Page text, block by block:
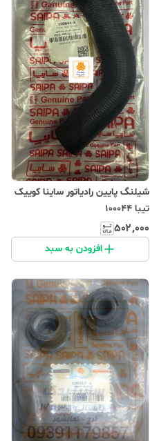
شیلنگ پایین رادیاتور ساینا کوییک
تیبا 100044‎
۵۰۲٬۰۰۰
افزودن به سبد